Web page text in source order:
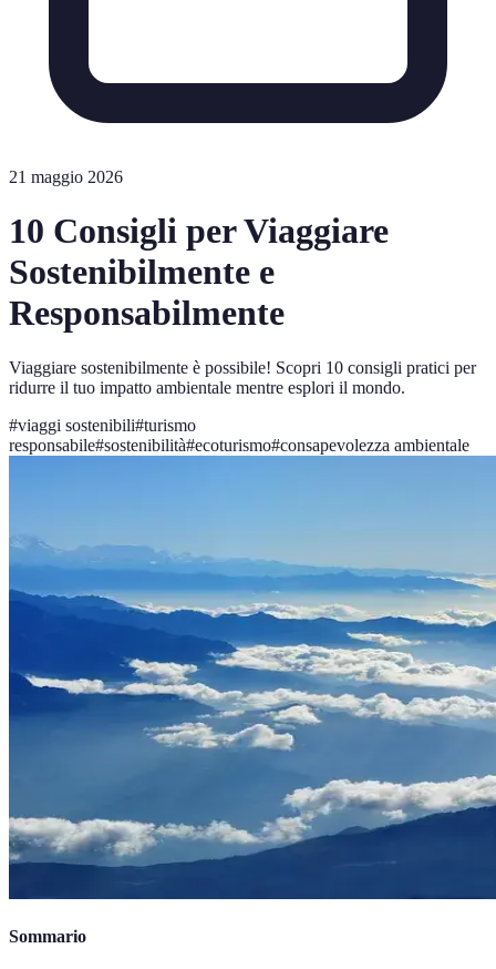
21 maggio 2026
10 Consigli per Viaggiare
Sostenibilmente e
Responsabilmente
Viaggiare sostenibilmente è possibile! Scopri 10 consigli pratici per
ridurre il tuo impatto ambientale mentre esplori il mondo.
#viaggi sostenibili#turismo
responsabile#sostenibilità#ecoturismo#consapevolezza ambientale
Sommario